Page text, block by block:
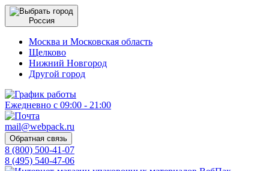
Россия
Москва и Московская область
Щелково
Нижний Новгород
Другой город
Ежедневно с 09:00 - 21:00
mail@webpack.ru
Обратная связь
8 (800) 500-41-07
8 (495) 540-47-06